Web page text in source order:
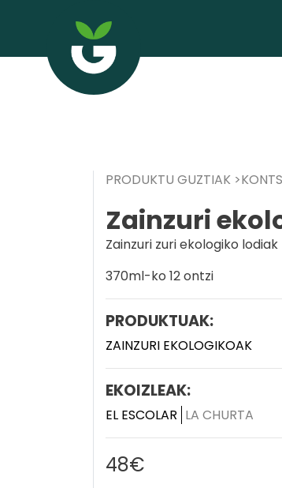
PRODUKTU GUZTIAK
Zainzuri
Zainzuri zuri ekologiko
370ml-ko 12 ontzi
PRODUKTUAK:
ZAINZURI EKOLOGIKOAK
EKOIZLEAK:
EL ESCOLAR LA CHURTA
48€